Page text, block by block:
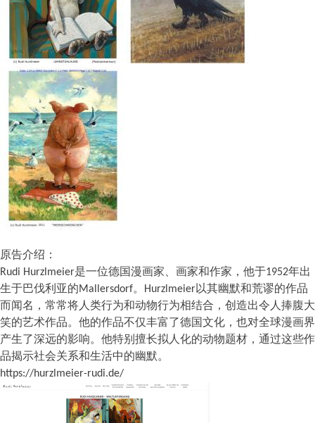
原告介绍：
Rudi Hurzlmeier是一位德国漫画家、画家和作家，他于1952年出
生于巴伐利亚的Mallersdorf。Hurzlmeier以其幽默和荒谬的作品
而闻名，常常将人类行为和动物行为相结合，创造出令人捧腹大
笑的艺术作品。他的作品不仅丰富了德国文化，也对全球漫画界
产生了深远的影响。他特别擅长拟人化的动物题材，通过这些作
品揭示社会关系和生活中的幽默。
https://hurzlmeier-rudi.de/